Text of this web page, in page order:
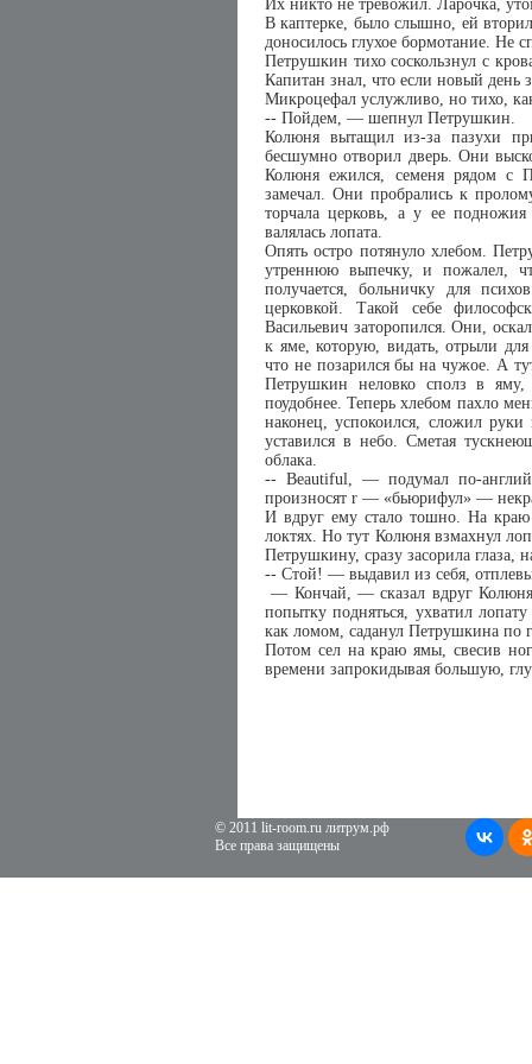
Их никто не тревожил. Ларочка,
В каптерке, было слышно, ей
доносилось глухое бормотание. Не
Петрушкин тихо соскользнул с
Капитан знал, что если новый день
Микроцефал услужливо, но тихо,
-- Пойдем, — шепнул Петрушкин.
Колюня вытащил из-за пазухи
бесшумно отворил дверь. Они
Колюня ежился, семеня рядом с
замечал. Они пробрались к
торчала церковь, а у ее
валялась лопата.
Опять остро потянуло хлебом.
утреннюю выпечку, и пожалел,
получается, больничку для
церковкой. Такой себе
Васильевич заторопился. Они,
к яме, которую, видать, отрыли
что не позарился бы на чужое. А
Петрушкин неловко сполз в яму,
поудобнее. Теперь хлебом пахло
наконец, успокоился, сложил
уставился в небо. Сметая
облака.
-- Beautiful, — подумал по-
произносят r — «бьюрифул» —
И вдруг ему стало тошно. На
локтях. Но тут Колюня взмахнул
Петрушкину, сразу засорила глаза,
-- Стой! — выдавил из себя,
— Кончай, — сказал вдруг Колюня
попытку подняться, ухватил
как ломом, саданул Петрушкина по
Потом сел на краю ямы, свесив
времени запрокидывая большую,
© 2011 lit-room.ru литрум.рф
Все права защищены